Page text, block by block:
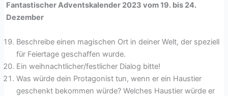
Fantastischer Adventskalender 2023 vom 19. bis 24.
Dezember
Beschreibe einen magischen Ort in deiner Welt, der speziell
für Feiertage geschaffen wurde.
Ein weihnachtlicher/festlicher Dialog bitte!
Was würde dein Protagonist tun, wenn er ein Haustier
geschenkt bekommen würde? Welches Haustier würde er